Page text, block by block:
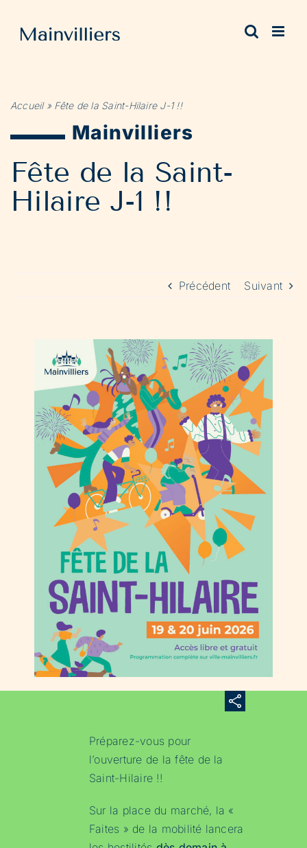
contenu
Accueil» Fête de la Saint-Hilaire J-1 !!
Mainvilliers
Fête de la Saint-
Hilaire J-1 !!
Précédent Suivant
Préparez-vous pour
l’ouverture de la fête de la
Saint-Hilaire !!
Sur la place du marché, la «
Faites » de la mobilité lancera